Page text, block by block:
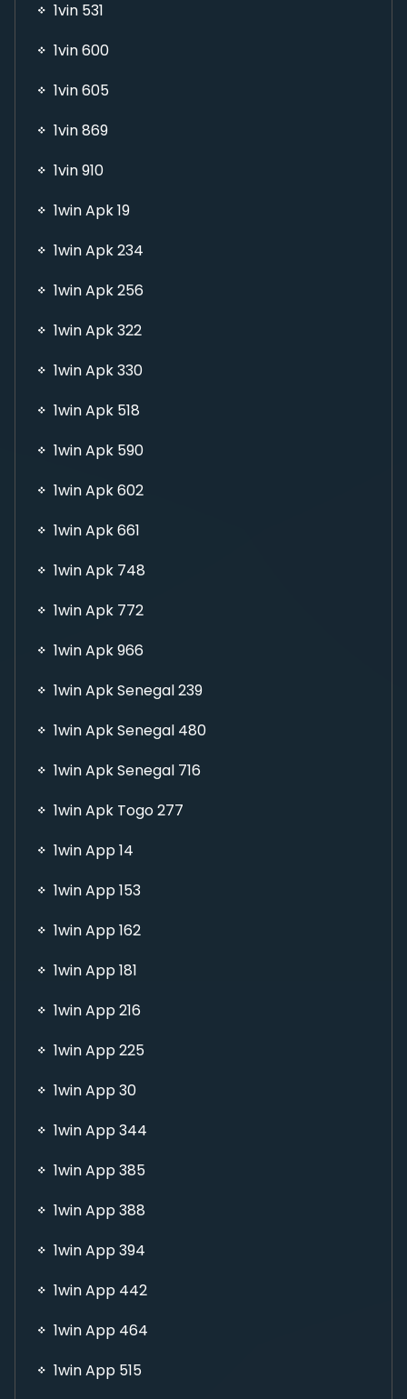
1vin 531
1vin 600
1vin 605
1vin 869
1vin 910
1win Apk 19
1win Apk 234
1win Apk 256
1win Apk 322
1win Apk 330
1win Apk 518
1win Apk 590
1win Apk 602
1win Apk 661
1win Apk 748
1win Apk 772
1win Apk 966
1win Apk Senegal 239
1win Apk Senegal 480
1win Apk Senegal 716
1win Apk Togo 277
1win App 14
1win App 153
1win App 162
1win App 181
1win App 216
1win App 225
1win App 30
1win App 344
1win App 385
1win App 388
1win App 394
1win App 442
1win App 464
1win App 515